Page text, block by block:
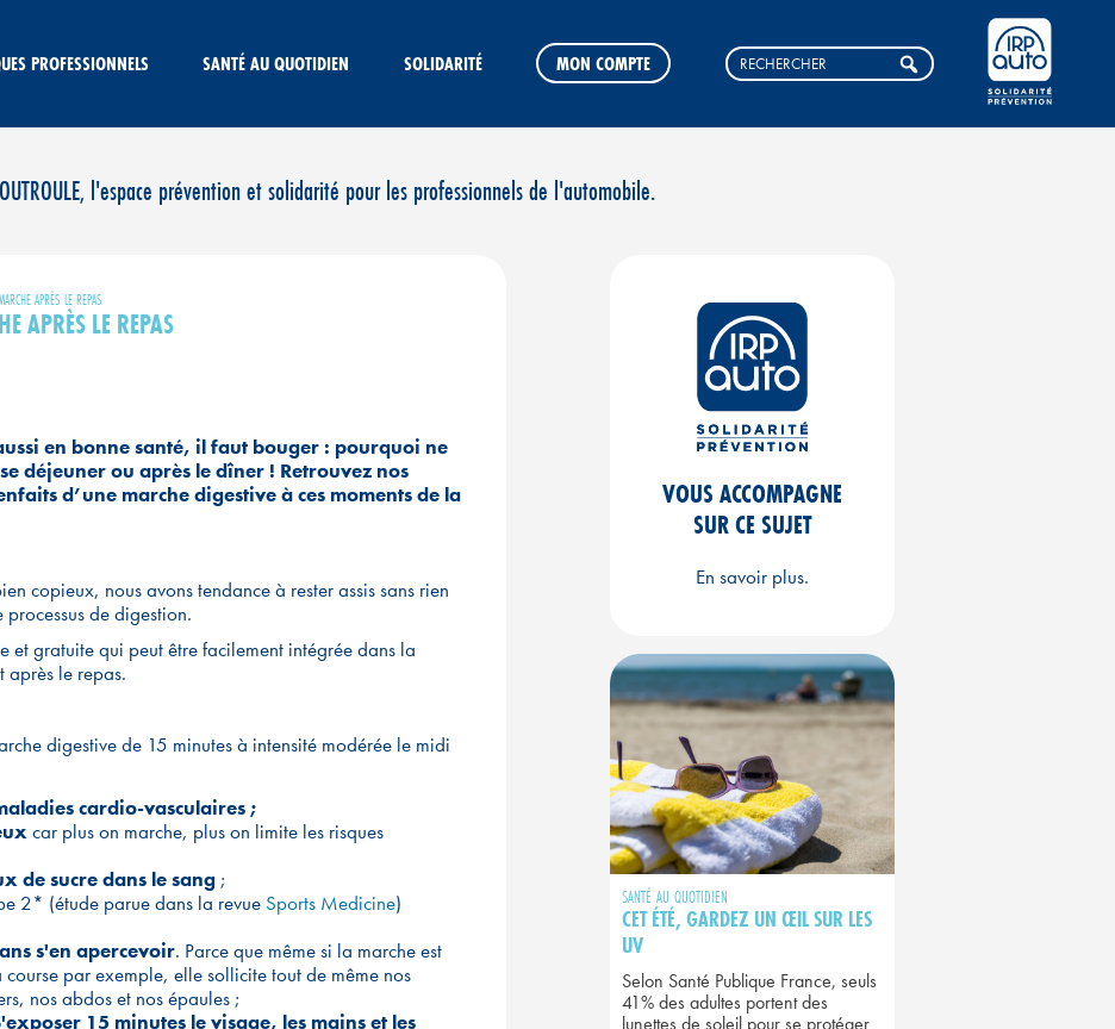
PROFESSIONNELS SANTÉ AU QUOTIDIEN SOLIDARITÉ MON COMPTE
l'espace prévention et solidarité pour les professionnels de l'automobile.
APRÈS LE REPAS
APRÈS LE REPAS
en bonne santé, il faut bouger : pourquoi ne
déjeuner ou après le dîner ! Retrouvez nos
d’une marche digestive à ces moments de la
copieux, nous avons tendance à rester assis sans rien
de digestion.
et gratuite qui peut être facilement intégrée dans la
après le repas.
digestive de 15 minutes à intensité modérée le midi
cardio-vasculaires ;
car plus on marche, plus on limite les risques
de sucre dans le sang ;
2* (étude parue dans la revue Sports Medicine)
s'en apercevoir. Parce que même si la marche est
par exemple, elle sollicite tout de même nos
nos abdos et nos épaules ;
15 minutes le visage, les mains et les
VOUS ACCOMPAGNE
SUR CE SUJET
En savoir plus.
SANTÉ AU QUOTIDIEN
CET ÉTÉ, GARDEZ UN ŒIL SUR LES
UV
Selon Santé Publique France, seuls
41% des adultes portent des